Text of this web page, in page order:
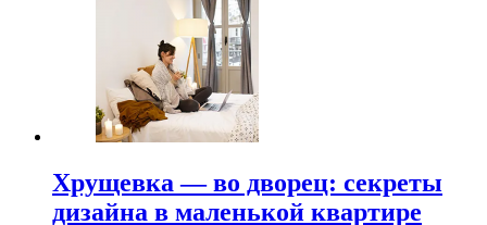
Хрущевка — во дворец: секреты
дизайна в маленькой квартире